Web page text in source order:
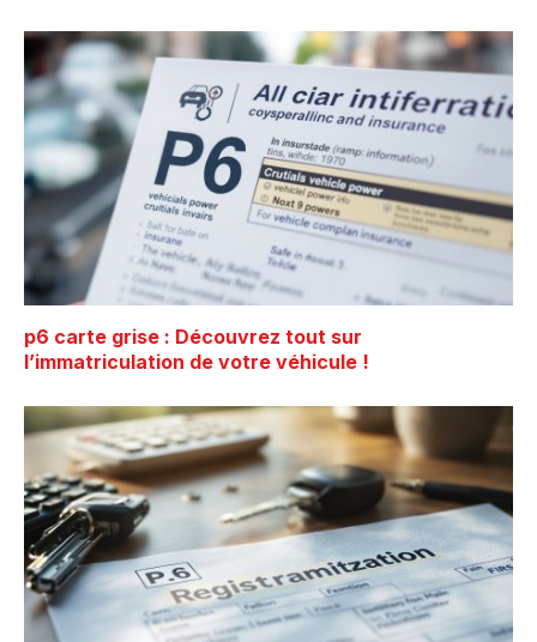
p6 carte grise : Découvrez tout sur
l’immatriculation de votre véhicule !